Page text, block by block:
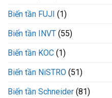
Biến tần FUJI (1)
Biến tần INVT (55)
Biến tần KOC (1)
Biến tần NiSTRO (51)
Biến tần Schneider (81)